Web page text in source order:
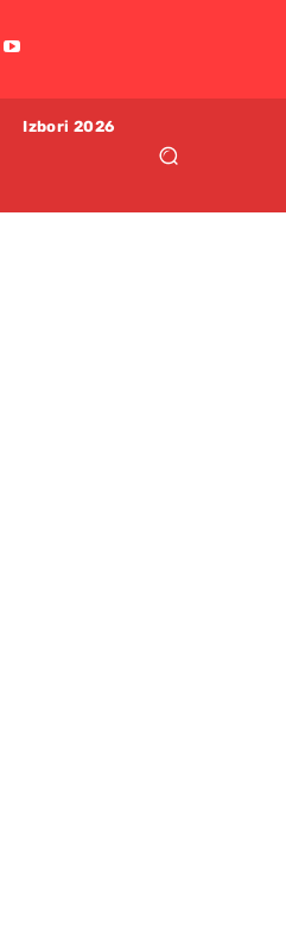
Izbori 2026